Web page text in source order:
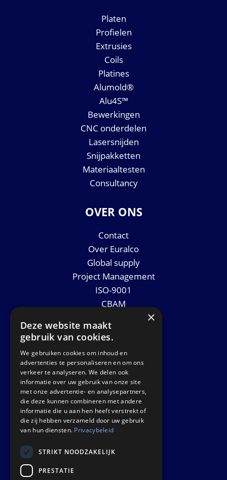
Platen
Profielen
Extrusies
Coils
Platines
Alumold®
Alu4S™
Bewerkingen
CNC onderdelen
Lasersnijden
Snijpakketten
Materiaaltesten
Consultancy
OVER ONS
Contact
Over Euralco
Global supply
Project Management
ISO-9001
CBAM
Nieuws
GET IN TOUCH
Euralco Europe B.V.
Zinkstraat 24 - E9451
4823 AD Breda
The Netherlands
×
Deze website maakt
gebruik van cookies.
We gebruiken cookies om inhoud en
advertenties te personaliseren en om ons
verkeer te analyseren. We delen ook
informatie over uw gebruik van onze site
met onze advertentie- en analysepartners,
die deze kunnen combineren met andere
informatie die u aan hen heeft verstrekt of
die zij hebben verzameld door uw gebruik
van hun diensten. Privacybeleid
STRIKT NOODZAKELIJK
PRESTATIE